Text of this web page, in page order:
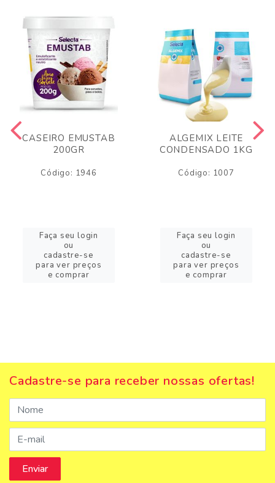
CASEIRO EMUSTAB
200GR
Código: 1946
Faça seu login
ou
cadastre-se
para ver preços
e comprar
ALGEMIX LEITE
CONDENSADO 1KG
Código: 1007
Faça seu login
ou
cadastre-se
para ver preços
e comprar
Cadastre-se para receber nossas ofertas!